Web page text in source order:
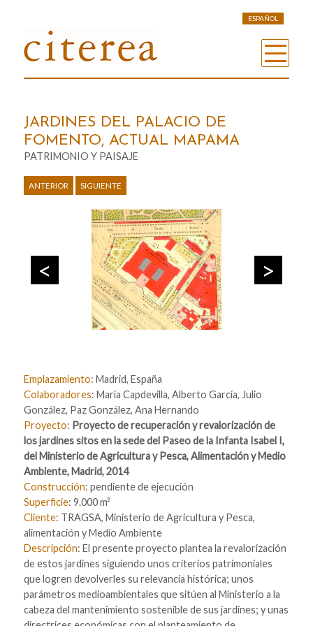
ESPAÑOL
JARDINES DEL PALACIO DE
FOMENTO, ACTUAL MAPAMA
PATRIMONIO Y PAISAJE
ANTERIOR SIGUIENTE
Emplazamiento: Madrid, España
Colaboradores: María Capdevilla, Alberto García, Julio
González, Paz González, Ana Hernando
Proyecto: Proyecto de recuperación y revalorización de
los jardines sitos en la sede del Paseo de la Infanta Isabel I,
del Ministerio de Agricultura y Pesca, Alimentación y Medio
Ambiente​, Madrid, 2014
Construcción: pendiente de ejecución
Superficie: 9.000 m²
Cliente: TRAGSA, Ministerio de Agricultura y Pesca,
alimentación y Medio Ambiente
Descripción: El presente proyecto plantea la revalorización
de estos jardines siguiendo unos criterios patrimoniales
que logren devolverles su relevancia histórica; unos
parámetros medioambientales que sitúen al Ministerio a la
cabeza del mantenimiento sostenible de sus jardines; y unas